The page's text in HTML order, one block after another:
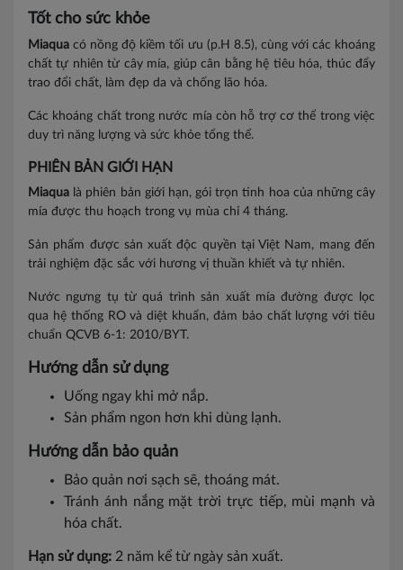
Bắc Kạn
Bắc Ninh
Cao Bằng
Điện Biên
Hà Giang
Lai Châu
Lạng Sơn
Lao Cai
Nam Định
Thái Bình
Thái Nguyên
Tuyên Quang
Yên Bái
Tốt cho sức khỏe
Miaquacó nồng độ kiềm tối ưu (p.H 8.5), cùng với các khoáng
chất tự nhiên từ cây mía, giúp cân bằng hệ tiêu hóa, thúc đẩy
trao đổi chất, làm đẹp da và chống lão hóa.
Các khoáng chất trong nước mía còn hỗ trợ cơ thể trong việc
duy trì năng lượng và sức khỏe tổng thể.
PHIÊN BẢN GIỚI HẠN
Miaqua là phiên bản giới hạn, gói trọn tinh hoa của những cây
mía được thu hoạch trong vụ mùa chỉ 4 tháng.
Sản phẩm được sản xuất độc quyền tại Việt Nam, mang đến
trải nghiệm đặc sắc với hương vị thuần khiết và tự nhiên.
Nước ngưng tụ từ quá trình sản xuất mía đường được lọc
qua hệ thống RO và diệt khuẩn, đảm bảo chất lượng với tiêu
chuẩn QCVB 6-1: 2010/BYT.
Hướng dẫn sử dụng
Uống ngay khi mở nắp.
Sản phẩm ngon hơn khi dùng lạnh.
Hướng dẫn bảo quản
Bảo quản nơi sạch sẽ, thoáng mát.
Tránh ánh nắng mặt trời trực tiếp, mùi mạnh và
hóa chất.
Hạn sử dụng: 2 năm kể từ ngày sản xuất.